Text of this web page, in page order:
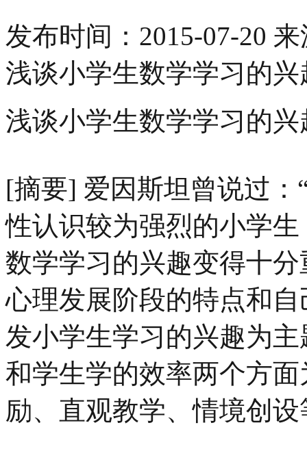
发布时间： 2015-07-20 来
浅谈小学生数学学习的
浅谈小学生数学学习的
[摘要] 爱因斯坦曾说过：
性认识较为强烈的小学
数学学习的兴趣变得十
心理发展阶段的特点和
发小学生学习的兴趣为
和学生学的效率两个方
励、直观教学、情境创